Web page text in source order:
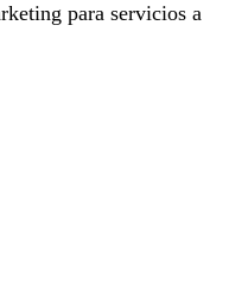
para servicios a